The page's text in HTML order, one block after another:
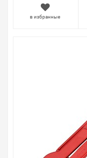
в избранные